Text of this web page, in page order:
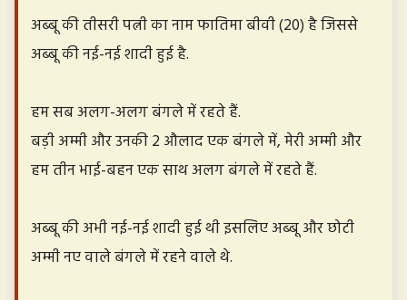
अब्बू की तीसरी पत्नी का नाम फातिमा बीवी (20) है जिससे
अब्बू की नई-नई शादी हुई है.
हम सब अलग-अलग बंगले में रहते हैं.
बड़ी अम्मी और उनकी 2 औलाद एक बंगले में, मेरी अम्मी और
हम तीन भाई-बहन एक साथ अलग बंगले में रहते हैं.
अब्बू की अभी नई-नई शादी हुई थी इसलिए अब्बू और छोटी
अम्मी नए वाले बंगले में रहने वाले थे.